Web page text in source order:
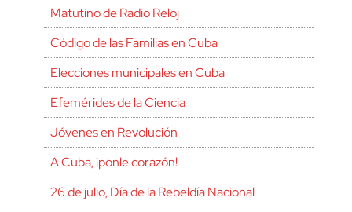
Matutino de Radio Reloj
Código de las Familias en Cuba
Elecciones municipales en Cuba
Efemérides de la Ciencia
Jóvenes en Revolución
A Cuba, ¡ponle corazón!
26 de julio, Día de la Rebeldía Nacional